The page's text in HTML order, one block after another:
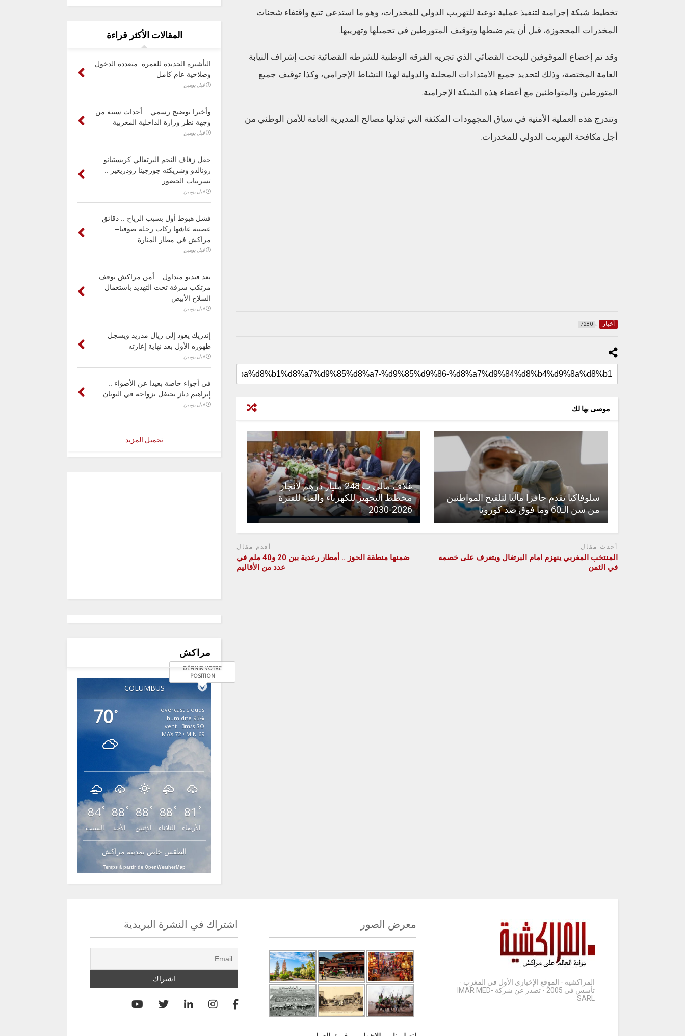
تخطيط شبكة إجرامية لتنفيذ عملية نوعية للتهريب الدولي للمخدرات، وهو ما استدعى تتبع واقتفاء شحنات
المخدرات المحجوزة، قبل أن يتم ضبطها وتوقيف المتورطين في تحميلها وتهريبها.
وقد تم إخضاع الموقوفين للبحث القضائي الذي تجريه الفرقة الوطنية للشرطة القضائية تحت إشراف النيابة
العامة المختصة، وذلك لتحديد جميع الامتدادات المحلية والدولية لهذا النشاط الإجرامي، وكذا توقيف جميع
المتورطين والمتواطئين مع أعضاء هذه الشبكة الإجرامية.
وتندرج هذه العملية الأمنية في سياق المجهودات المكثفة التي تبذلها مصالح المديرية العامة للأمن الوطني من
أجل مكافحة التهريب الدولي للمخدرات.
أخبار 7280
موصى بها لك
سلوفاكيا تقدم حافزا ماليا لتلقيح المواطنين
من سن الـ60 وما فوق ضد كورونا
غلاف مالي ب 248 مليار درهم لانجاز
مخطط التجهيز للكهرباء والماء للفترة
2026-2030
أحدث مقال
المنتخب المغربي ينهزم امام البرتغال ويتعرف على خصمه
في الثمن
أقدم مقال
ضمنها منطقة الحوز .. أمطار رعدية بين 20 و40 ملم في
عدد من الأقاليم
المقالات الأكثر قراءة
التأشيرة الجديدة للعمرة: متعددة الدخول
وصلاحية عام كامل
قبل يومين
وأخيرا توضيح رسمي .. أحداث سبتة من
وجهة نظر وزارة الداخلية المغربية
قبل يومين
حفل زفاف النجم البرتغالي كريستيانو
رونالدو وشريكته جورجينا رودريغيز ..
تسريبات الحضور
قبل يومين
فشل هبوط أول بسبب الرياح .. دقائق
عصيبة عاشها ركاب رحلة صوفيا–
مراكش في مطار المنارة
قبل يومين
بعد فيديو متداول .. أمن مراكش يوقف
مرتكب سرقة تحت التهديد باستعمال
السلاح الأبيض
قبل يومين
إندريك يعود إلى ريال مدريد ويسجل
ظهوره الأول بعد نهاية إعارته
قبل يومين
في أجواء خاصة بعيدا عن الأضواء ..
إبراهيم دياز يحتفل بزواجه في اليونان
قبل يومين
تحميل المزيد
مراكش
COLUMBUS
DÉFINIR VOTRE
POSITION
70°
overcast clouds
95% humidité
vent : 3m/s SO
MAX 72 • MIN 69
84°
السبت
88 °
الأحد
88 °
الإثنين
88 °
الثلاثاء
81 °
الأربعاء
الطقس خاص بمدينة مراكش
Temps à partir de OpenWeatherMap
المراكشية - الموقع الإخباري الأول في المغرب -
تأسس في 2005 - تصدر عن شركة IMAR MED-
SARL
معرض الصور اشتراك في النشرة البريدية